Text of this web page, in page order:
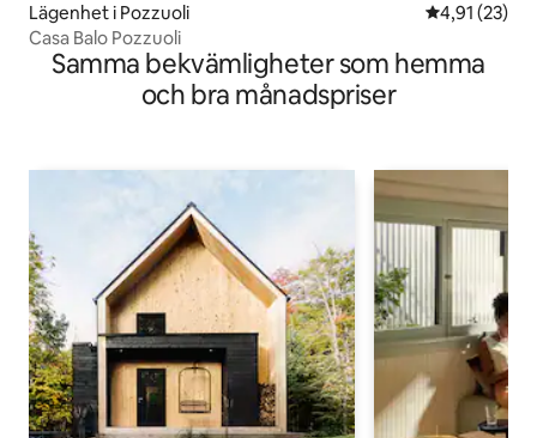
Lägenhet i Pozzuoli 4,91 av 5 i
4,91 (23)
Casa Balo Pozzuoli
Samma bekvämligheter som hemma
och bra månadspriser